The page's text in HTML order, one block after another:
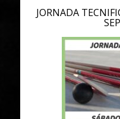
JORNADA